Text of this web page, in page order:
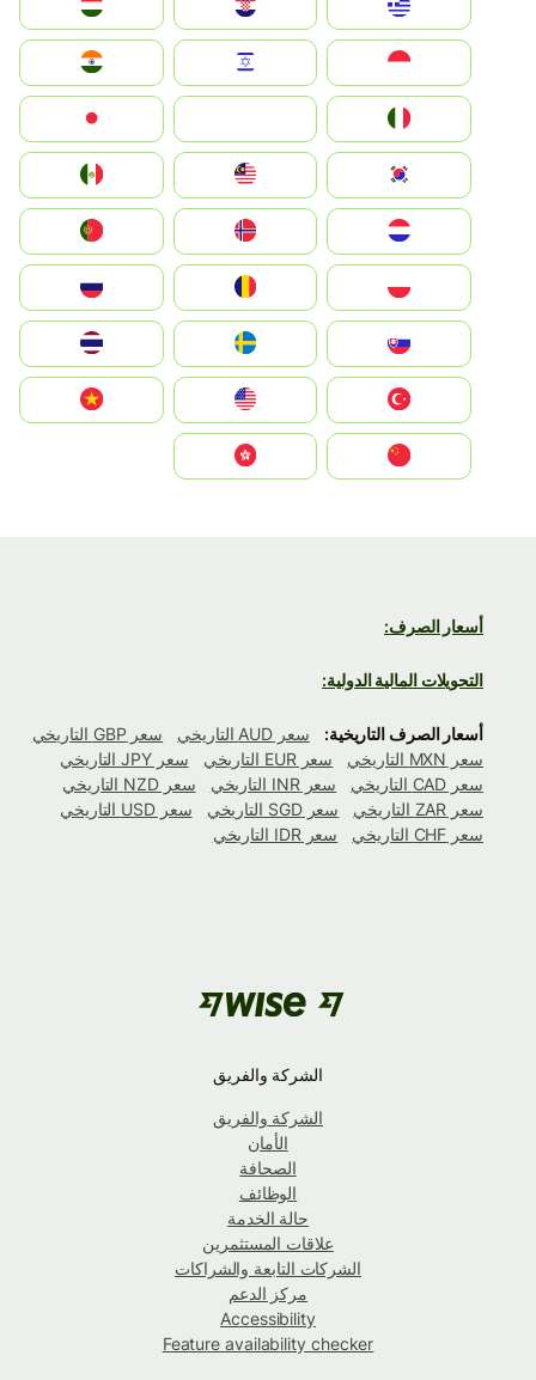
Hrvatska
Magyarország
Indonesia
South Korea
Nederland
Portugal
România
Slovensko
United States
Vietnam
أسعار الصرف:
التحويلات المالية الدولية:
أسعار الصرف التاريخية: سعر AUD التاريخي
سعر GBP التاريخي
سعر MXN التاريخي
سعر EUR التاريخي
سعر JPY التاريخي
سعر CAD التاريخي
سعر INR التاريخي
سعر NZD التاريخي
سعر ZAR التاريخي
سعر SGD التاريخي
سعر USD التاريخي
سعر CHF التاريخي
سعر IDR التاريخي
الشركة والفريق
الشركة والفريق
الأمان
الصحافة
الوظائف
حالة الخدمة
علاقات المستثمرين
الشركات التابعة والشراكات
مركز الدعم
Accessibility
Feature availability checker